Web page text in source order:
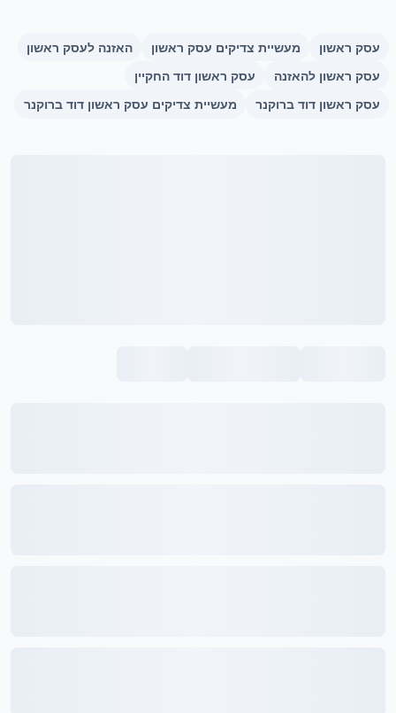
עסק ראשון מעשיית צדיקים עסק ראשון
האזנה לעסק ראשון
עסק ראשון להאזנה
עסק ראשון דוד החקיין
עסק ראשון דוד ברוקנר
מעשיית צדיקים עסק ראשון דוד ברוקנר